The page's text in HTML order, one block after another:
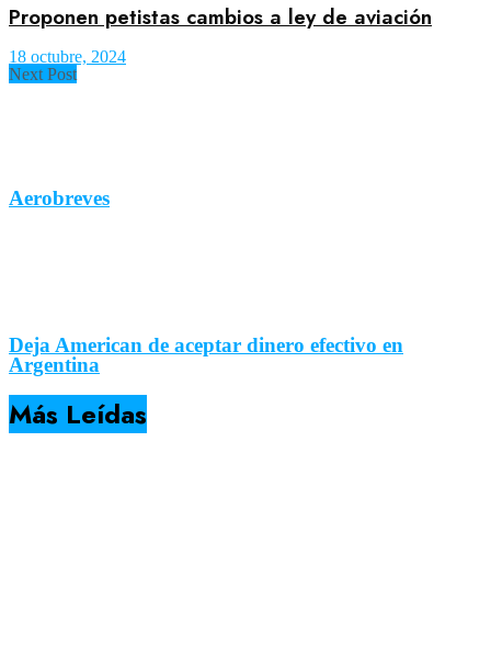
Proponen petistas cambios a ley de aviación
18 octubre, 2024
Next Post
Aerobreves
Deja American de aceptar dinero efectivo en
Argentina
Más Leídas